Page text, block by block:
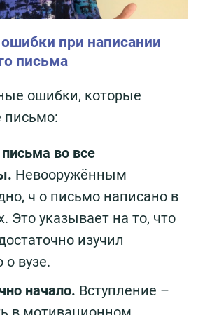
при написании
письма
ошибки, которые
письмо:
во все
Невооружённым
ч о письмо написано в
Это указывает на то, что
изучил
вузе.
начало. Вступление –